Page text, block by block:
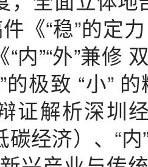
《“稳”的定
内”“外”兼修
的极致 “小”
证解析深圳经
碳经济）、“